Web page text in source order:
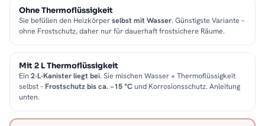
Ohne Thermoflüssigkeit
Sie befüllen den Heizkörperselbst mit Wasser. Günstigste Variante –
ohne Frostschutz, daher nur für dauerhaft frostsichere Räume.
Mit 2 L Thermoflüssigkeit
Ein 2-L-Kanister liegt bei. Sie mischen Wasser + Thermoflüssigkeit
selbst –Frostschutz bis ca. −15 °Cund Korrosionsschutz. Anleitung
unten.